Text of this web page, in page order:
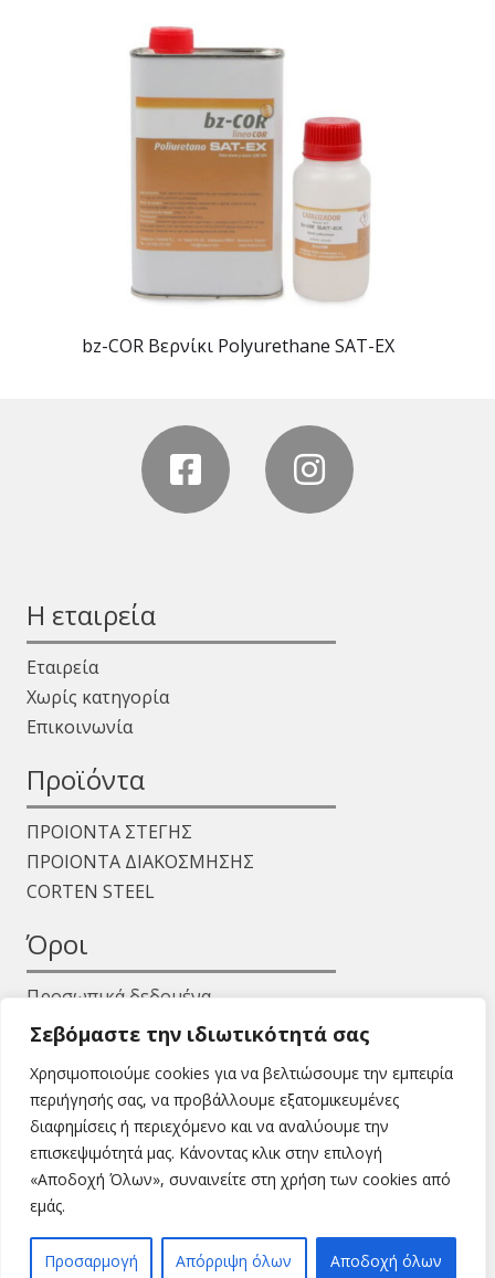
Σεβόμαστε την ιδιωτικότητά σας
Χρησιμοποιούμε cookies για να βελτιώσουμε την εμπειρία
περιήγησής σας, να προβάλλουμε εξατομικευμένες
διαφημίσεις ή περιεχόμενο και να αναλύουμε την
επισκεψιμότητά μας. Κάνοντας κλικ στην επιλογή
«Αποδοχή Όλων», συναινείτε στη χρήση των cookies από
εμάς.
Προσαρμογή Απόρριψη όλων Αποδοχή όλων
bz-COR Βερνίκι Polyurethane SAT-EX
Η εταιρεία
Εταιρεία
Χωρίς κατηγορία
Επικοινωνία
Προϊόντα
ΠΡΟΙΟΝΤΑ ΣΤΕΓΗΣ
ΠΡΟΙΟΝΤΑ ΔΙΑΚΟΣΜΗΣΗΣ
CORTEN STEEL
Όροι
Προσωπικά δεδομένα
Όροι χρήσης
Copyright © 2024 isaakidis.gr - All Rights Reserved.